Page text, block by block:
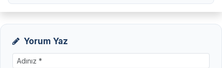
Yorum Yaz